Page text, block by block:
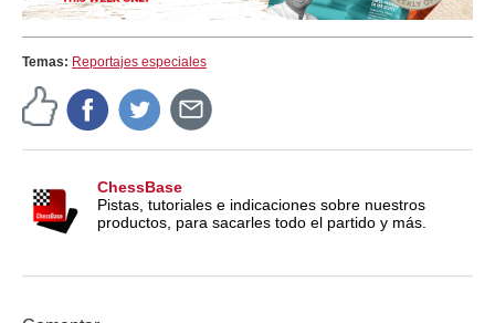
Temas: Reportajes especiales
ChessBase
Pistas, tutoriales e indicaciones sobre nuestros
productos, para sacarles todo el partido y más.